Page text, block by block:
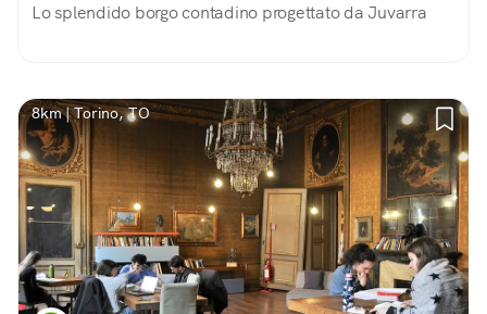
Lo splendido borgo contadino progettato da Juvarra
8km | Torino, TO